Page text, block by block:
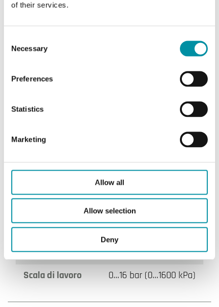
of their services.
Selection
Necessary
Preferences
Statistics
Marketing
Allow all
Allow selection
Deny
TPL10-420
Scala di lavoro
0…10 bar (0…1000 kPa)
Segnale di uscita
0…10 V DC
Scala di lavoro
0…16 bar (0…1600 kPa)